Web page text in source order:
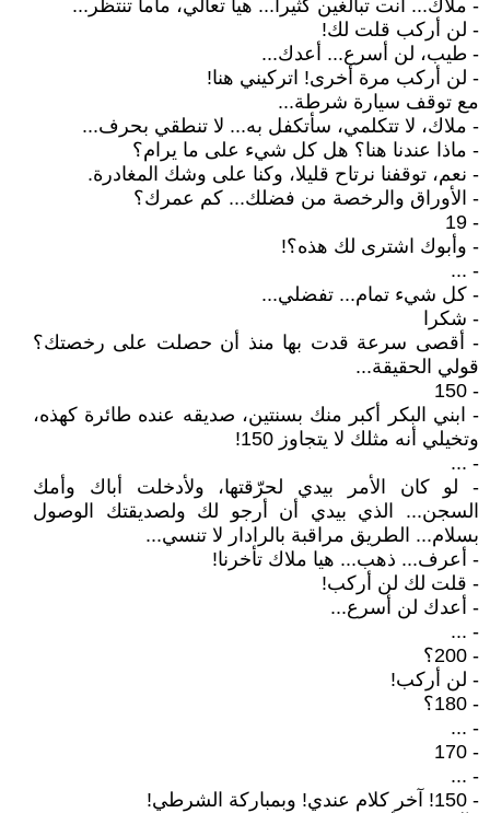
- ملاك... أنت تبالغين كثيرا... هيا تعالي، ماما تنتظر...
- لن أركب قلت لك!
- طيب، لن أسرع... أعدك...
- لن أركب مرة أخرى! اتركيني هنا!
مع توقف سيارة شرطة...
- ملاك، لا تتكلمي، سأتكفل به... لا تنطقي بحرف...
- ماذا عندنا هنا؟ هل كل شيء على ما يرام؟
- نعم، توقفنا نرتاح قليلا، وكنا على وشك المغادرة.
- الأوراق والرخصة من فضلك... كم عمرك؟
- 19
- وأبوك اشترى لك هذه؟!
- ...
- كل شيء تمام... تفضلي...
- شكرا
- أقصى سرعة قدت بها منذ أن حصلت على رخصتك؟
قولي الحقيقة...
- 150
- ابني البكر أكبر منك بسنتين، صديقه عنده طائرة كهذه،
وتخيلي أنه مثلك لا يتجاوز 150!
- ...
- لو كان الأمر بيدي لحرّقتها، ولأدخلت أباك وأمك
السجن... الذي بيدي أن أرجو لك ولصديقتك الوصول
بسلام... الطريق مراقبة بالرادار لا تنسي...
- أعرف... ذهب... هيا ملاك تأخرنا!
- قلت لك لن أركب!
- أعدك لن أسرع...
- ...
- 200؟
- لن أركب!
- 180؟
- ...
- 170
- ...
- 150! آخر كلام عندي! وبمباركة الشرطي!